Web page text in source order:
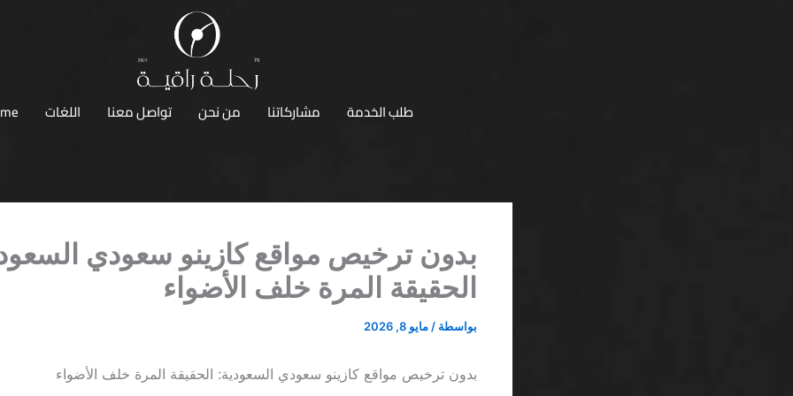
طلب الخدمة مشاركاتنا من نحن تواصل معنا اللغات
بدون ترخيص مواقع كازينو سعودي
الحقيقة المرة خلف الأضواء
بواسطة / مايو 8, 2026
بدون ترخيص مواقع كازينو سعودي السعودية: الحقيقة المرة خلف الأضواء